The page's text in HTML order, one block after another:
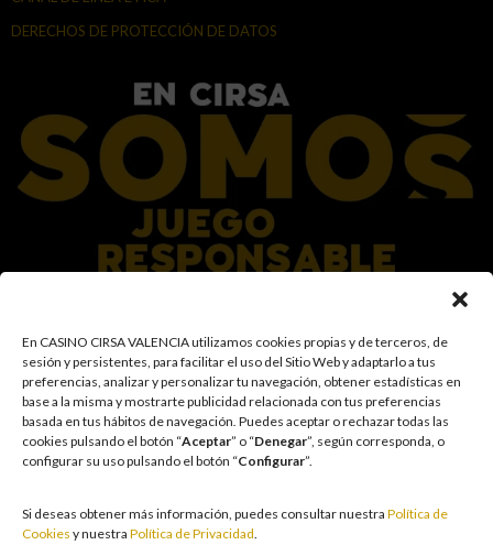
En CASINO CIRSA VALENCIA utilizamos cookies propias y de terceros, de
sesión y persistentes, para facilitar el uso del Sitio Web y adaptarlo a tus
preferencias, analizar y personalizar tu navegación, obtener estadísticas en
base a la misma y mostrarte publicidad relacionada con tus preferencias
basada en tus hábitos de navegación. Puedes aceptar o rechazar todas las
cookies pulsando el botón “Aceptar” o “Denegar”, según corresponda, o
configurar su uso pulsando el botón “Configurar”.
Si deseas obtener más información, puedes consultar nuestra Política de
Cookies y nuestra Política de Privacidad.
DERECHOS DE PROTECCIÓN DE DATOS
En el Grupo CIRSA promovemos una actitud responsable hacia el juego,
garantizando un entorno seguro y transparente para nuestros clientes y
facilitamos medidas e información para que el juego sea siempre diversión y
entretenimiento, sin utilizarse como vía para afrontar problemas económicos
o emocionales. El acceso está prohibido a menores de 18 años y a las
personas con acceso restringido conforme a los registros de prohibición y/o
autoexclusión que resulten aplicables. También trabajamos para reforzar una
cultura de prevención y concienciación sobre los posibles trastornos
las circunstancias individuales. Asimismo, desarrollamos y mejoramos de
forma continuada nuestra Cultura de Juego Responsable mediante la